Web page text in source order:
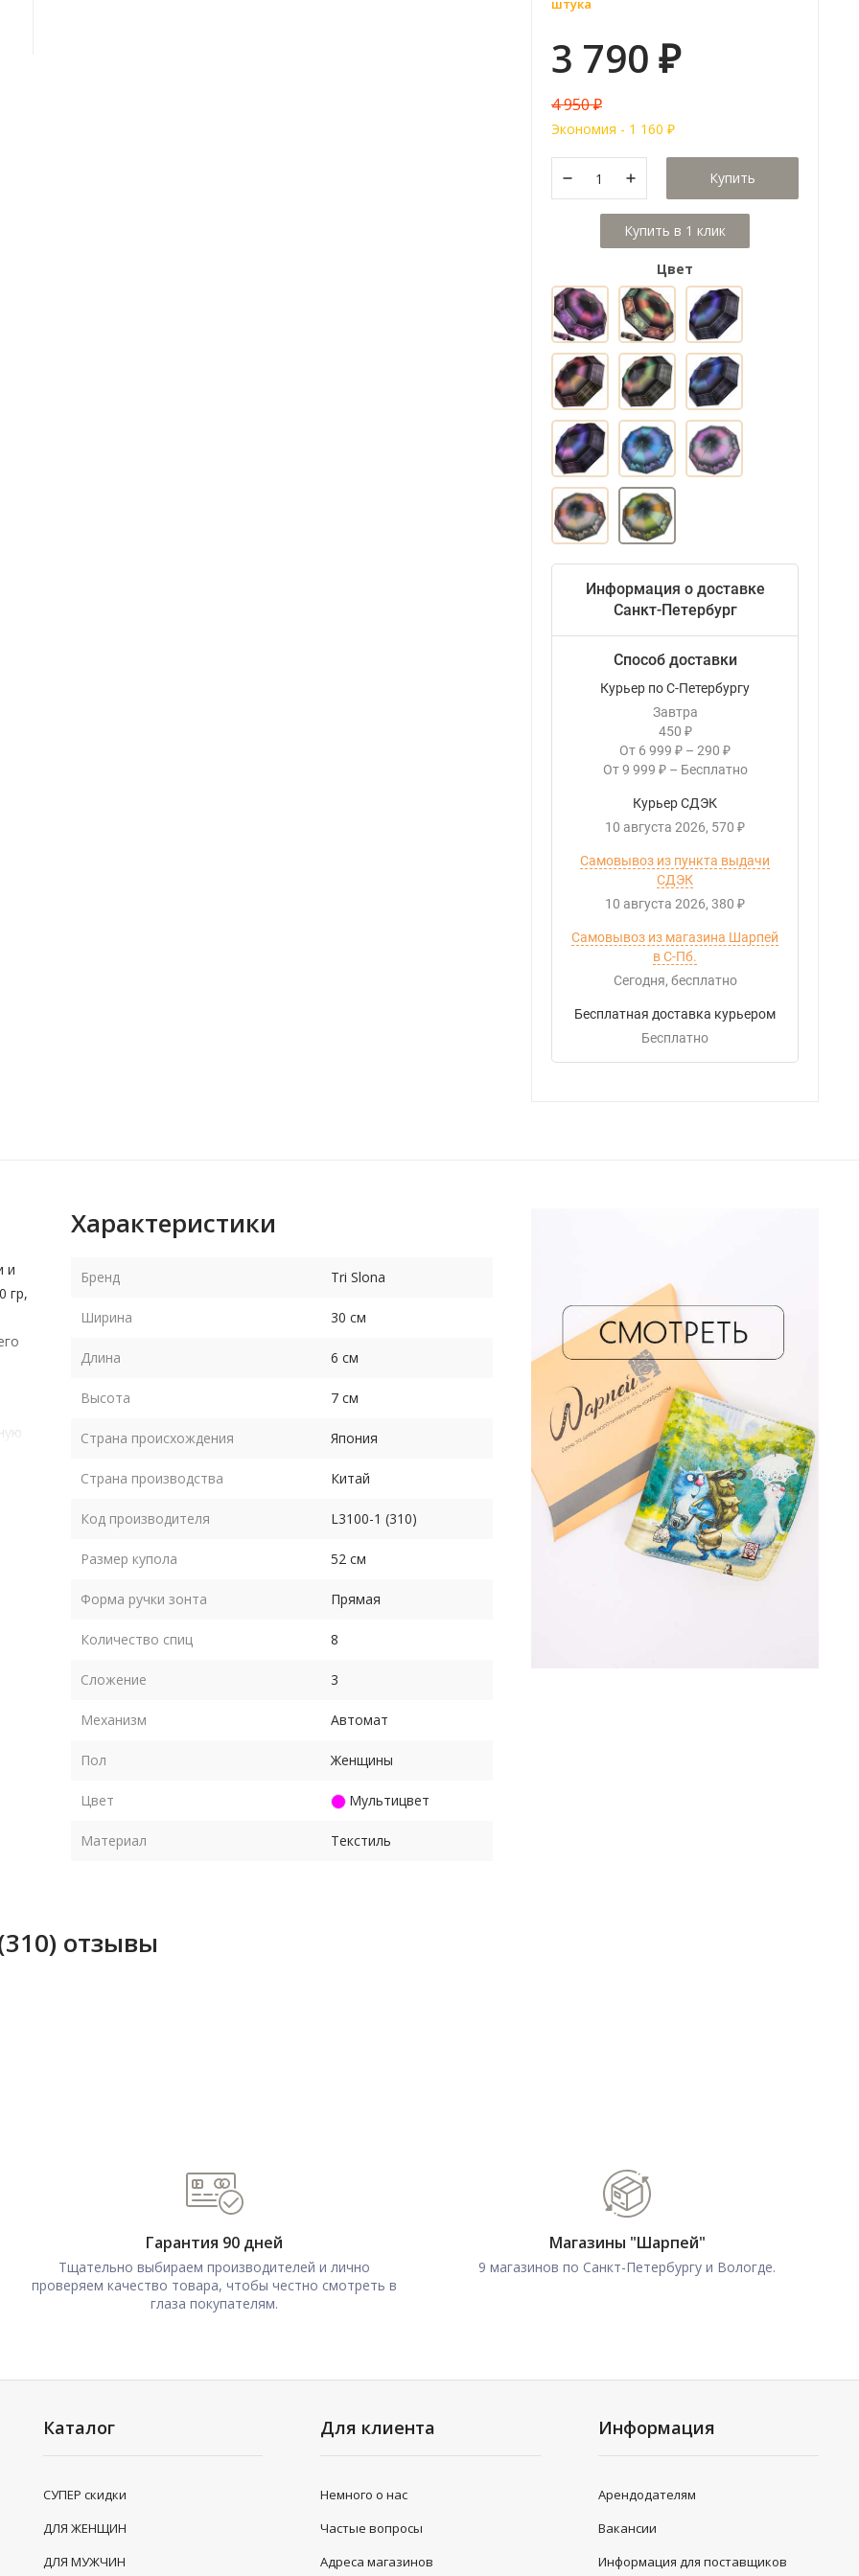
штука
3 790 ₽
4 950₽
Экономия - 1 160 ₽
Купить
Цвет
Информация о доставке
Санкт-Петербург
Способ доставки
Курьер по С-Петербургу
Завтра
450 ₽
От 6 999 ₽ – 290 ₽
От 9 999 ₽ – Бесплатно
Курьер СДЭК
10 августа 2026 570 ₽
Самовывоз из пункта выдачи
СДЭК
10 августа 2026 380 ₽
Самовывоз из магазина Шарпей
в С-Пб.
Сегодня
Бесплатно
Бесплатная доставка курьером
Бесплатно
и
гр,
в
Характеристики
Бренд Tri Slona
Ширина 30 см
Длина 6 см
Высота 7 см
Страна происхождения Япония
Страна производства Китай
Код производителя L3100-1 (310)
Размер купола 52 см
Форма ручки зонта Прямая
Количество спиц 8
Сложение 3
Механизм Автомат
Пол Женщины
Цвет Мультицвет
Материал Текстиль
отзывы
Гарантия 90 дней
Тщательно выбираем производителей и лично
проверяем качество товара, чтобы честно смотреть в
глаза покупателям.
Магазины "Шарпей"
9 магазинов по Санкт-Петербургу и Вологде.
Каталог
СУПЕР скидки
ДЛЯ ЖЕНЩИН
ДЛЯ МУЖЧИН
Для клиента
Немного о нас
Частые вопросы
Адреса магазинов
Информация
Арендодателям
Вакансии
Информация для поставщиков